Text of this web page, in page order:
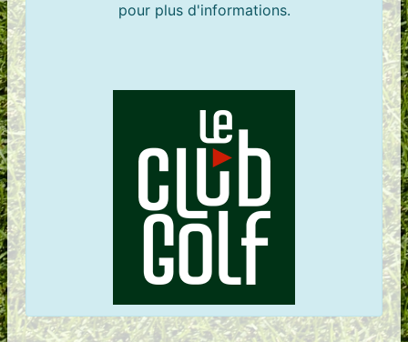
pour plus d'informations.